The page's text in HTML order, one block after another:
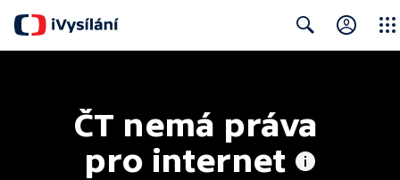
ČT nemá práva
pro internet